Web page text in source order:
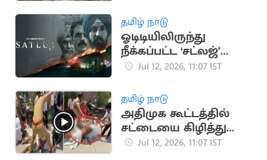
தமிழ் நாடு
ஓடிடியிலிருந்து
நீக்கப்பட்ட ‘சட்லஜ்’
திரைப்படம் சீக்கிய
திரையிடல்
Jul 12, 2026, 11:07 IST
தமிழ் நாடு
அதிமுக கூட்டத்தில்
சட்டையை கிழித்து
மோதல்..
Jul 12, 2026, 11:07 IST